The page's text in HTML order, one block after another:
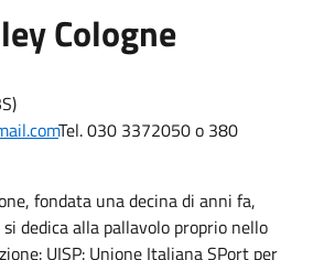
Cologne
Tel. 030 3372050 o 380
fondata una decina di anni fa,
si dedica alla pallavolo proprio nello
UISP: Unione Italiana SPort per